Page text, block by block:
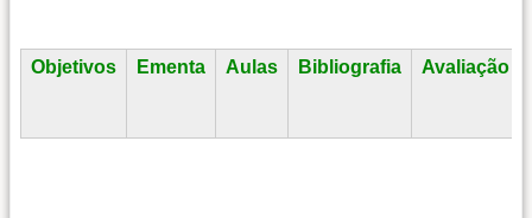
Objetivos Ementa Aulas Bibliografia Avaliação